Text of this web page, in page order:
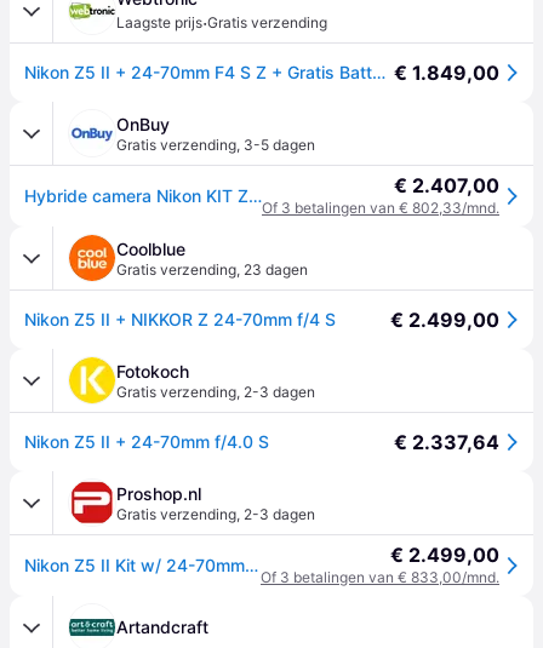
Laagste prijs·Gratis verzending
Nikon Z5 II + 24-70mm F4 S Z + Gratis Batterij (Zomer Promotie) € 1.849,00
OnBuy
Gratis verzending, 3-5 dagen
Hybride camera Nikon KIT Z5II + Z 24-70mm f/4 S € 2.407,00
Of 3 betalingen van € 802,33/mnd.
Coolblue
Gratis verzending, 23 dagen
Nikon Z5 II + NIKKOR Z 24-70mm f/4 S € 2.499,00
Fotokoch
Gratis verzending, 2-3 dagen
Nikon Z5 II + 24-70mm f/4.0 S € 2.337,64
Proshop.nl
Gratis verzending, 2-3 dagen
Nikon Z5 II Kit w/ 24-70mm f/4 S € 2.499,00
Of 3 betalingen van € 833,00/mnd.
Artandcraft